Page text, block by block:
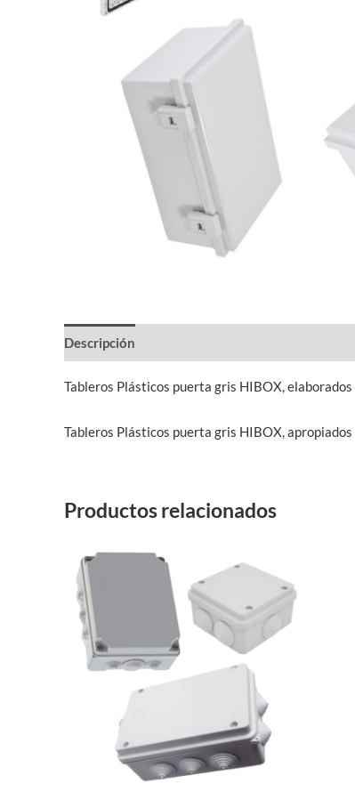
Descripción
Tableros Plásticos puerta gris HIBOX,
Tableros Plásticos puerta gris HIBOX,
Productos relacionados
producto
múltiples
variantes.
Las
opciones
pueden
elegir